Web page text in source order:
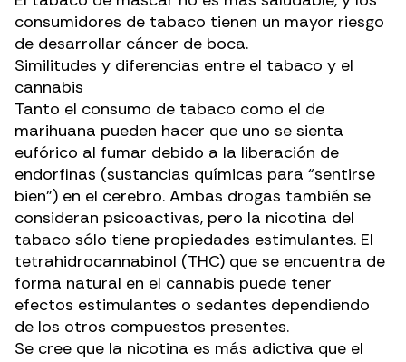
consumidores de tabaco tienen un mayor riesgo
de desarrollar cáncer de boca.
Similitudes y diferencias entre el tabaco y el
cannabis
Tanto el consumo de tabaco como el de
marihuana pueden hacer que uno se sienta
eufórico al fumar debido a la liberación de
endorfinas (sustancias químicas para “sentirse
bien”) en el cerebro. Ambas drogas también se
consideran psicoactivas, pero la nicotina del
tabaco sólo tiene propiedades estimulantes. El
tetrahidrocannabinol (THC) que se encuentra de
forma natural en el cannabis puede tener
efectos estimulantes o sedantes dependiendo
de los otros compuestos presentes.
Se cree que la nicotina es más adictiva que el